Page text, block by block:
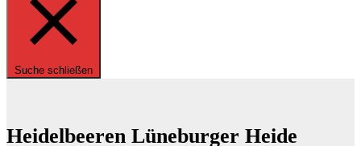
Suche schließen
Heidelbeeren Lüneburger Heide